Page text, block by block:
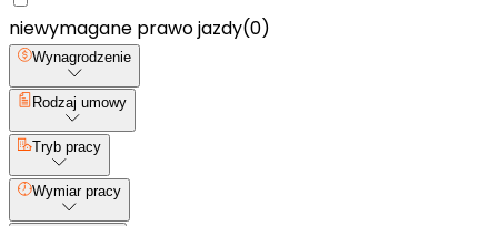
niewymagane prawo jazdy(0)
Wynagrodzenie
Rodzaj umowy
Tryb pracy
Wymiar pracy